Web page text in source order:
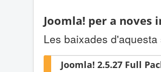
Joomla! per a noves
Les baixades
Joomla! 2.5.27 Full